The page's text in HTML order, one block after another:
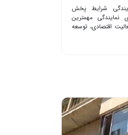
شرایط پخش
نمایندگی مهمترین
اقتصادی، توسعه